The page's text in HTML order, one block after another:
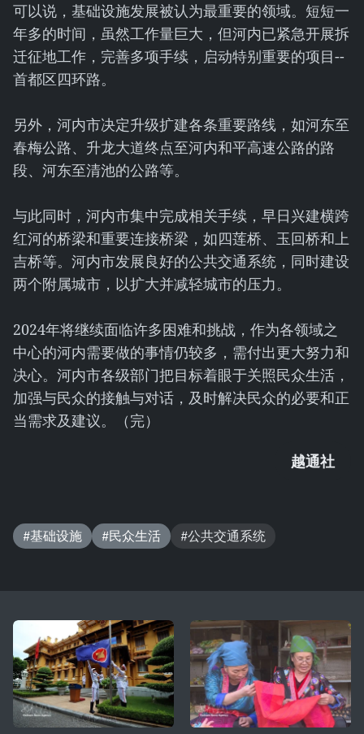
可以说，基础设施发展被认为最重要的领域。短短一
年多的时间，虽然工作量巨大，但河内已紧急开展拆
迁征地工作，完善多项手续，启动特别重要的项目--
首都区四环路。
另外，河内市决定升级扩建各条重要路线，如河东至
春梅公路、升龙大道终点至河内和平高速公路的路
段、河东至清池的公路等。
与此同时，河内市集中完成相关手续，早日兴建横跨
红河的桥梁和重要连接桥梁，如四莲桥、玉回桥和上
吉桥等。河内市发展良好的公共交通系统，同时建设
两个附属城市，以扩大并减轻城市的压力。
2024年将继续面临许多困难和挑战，作为各领域之
中心的河内需要做的事情仍较多，需付出更大努力和
决心。河内市各级部门把目标着眼于关照民众生活，
加强与民众的接触与对话，及时解决民众的必要和正
当需求及建议。（完）
越通社
#基础设施 #民众生活 #公共交通系统